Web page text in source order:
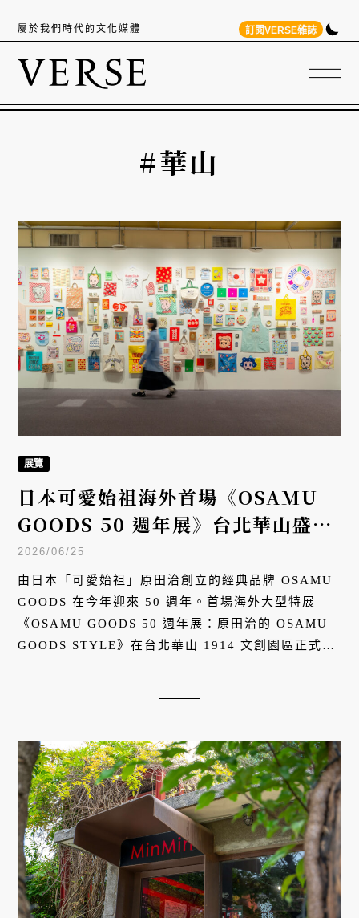
屬於我們時代的文化媒體 訂閱VERSE雜誌
#華山
展覽
日本可愛始祖海外首場《OSAMU
GOODS 50 週年展》台北華山盛大
開幕！專屬客製 T 恤工作坊、50 週
年展覽限定商品搶先看
2026/06/25
由日本「可愛始祖」原田治創立的經典品牌 OSAMU
GOODS 在今年迎來 50 週年。首場海外大型特展
《OSAMU GOODS 50 週年展：原田治的 OSAMU
GOODS STYLE》在台北華山 1914 文創園區正式揭
夏天值得期待的一大盛事。